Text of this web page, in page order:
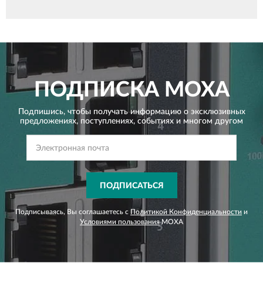
ПОДПИСКАMOXA
Подпишись, чтобы получать информацию о эксклюзивных
предложениях, поступлениях, событиях и многом другом
ПОДПИСАТЬСЯ
Подписываясь, Вы соглашаетесь с Политикой Конфиденциальности и
Условиями пользованияMOXA